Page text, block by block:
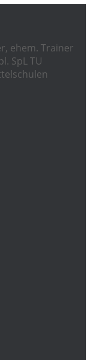
ehem. Trainer
SpL TU